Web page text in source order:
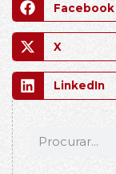
Facebook
X
LinkedIn